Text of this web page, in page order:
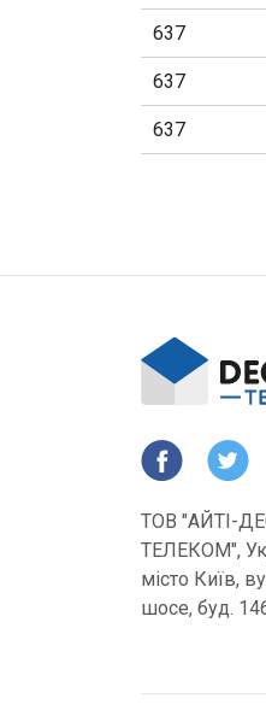
637
637
637
ТОВ "АЙТІ-
ТЕЛЕКОМ",
місто Київ,
шосе, буд.